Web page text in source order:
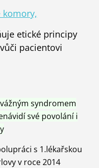
komory,
etické principy
pacientovi
syndromem
své povolání i
s 1.lékařskou
v roce 2014